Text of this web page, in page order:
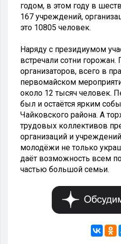
годом, в этом году в
167 учреждений,
это 10805 человек.
Наряду с президиумом
встречали сотни
организаторов, всего в
первомайском
около 12 тысяч человек.
был и остаётся ярким
Чайковского района. А
трудовых коллективов
организаций и
молодёжи не только
даёт возможность всем
частью большой семьи.